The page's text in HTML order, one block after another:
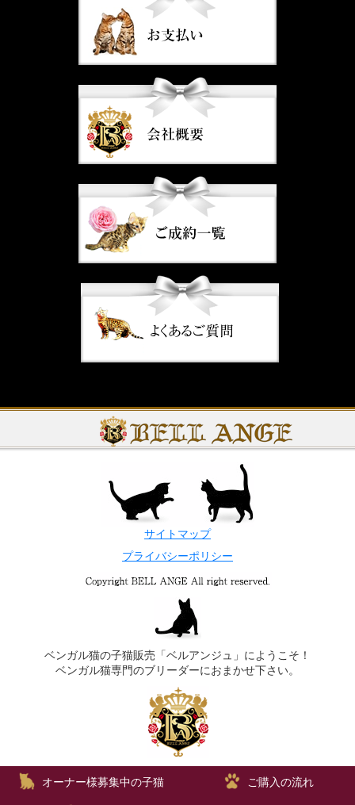
サイトマップ
プライバシーポリシー
ベンガル猫の子猫販売「ベルアンジュ」にようこそ！
ベンガル猫専門のブリーダーにおまかせ下さい。
オーナー様募集中の子猫 ご購入の流れ